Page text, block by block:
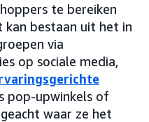
te bereiken
kan bestaan uit het in
via
op sociale media,
pop-upwinkels of
waar ze het